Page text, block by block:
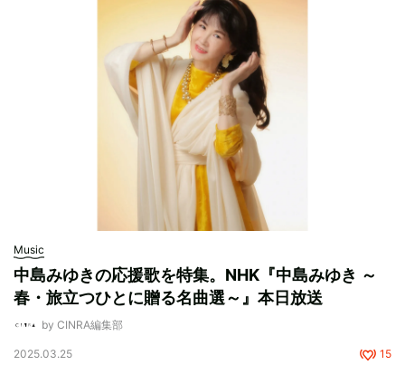
Music
中島みゆきの応援歌を特集。NHK『中島みゆき ～
春・旅立つひとに贈る名曲選～』本日放送
by CINRA編集部
2025.03.25 15